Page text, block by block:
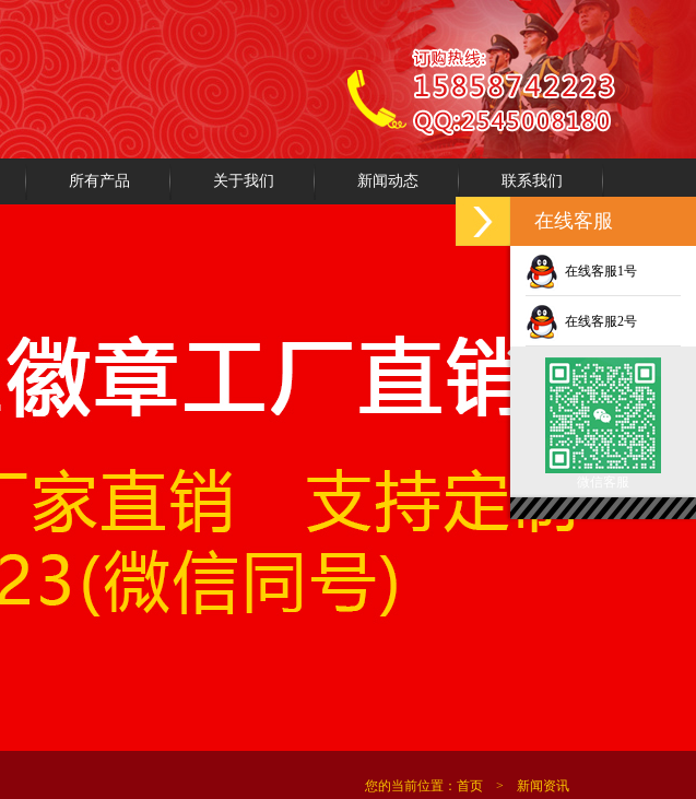
所有产品 关于我们 新闻动态 联系我们
您的当前位置： 首页 > 新闻资讯
在线客服
在线客服1号
在线客服2号